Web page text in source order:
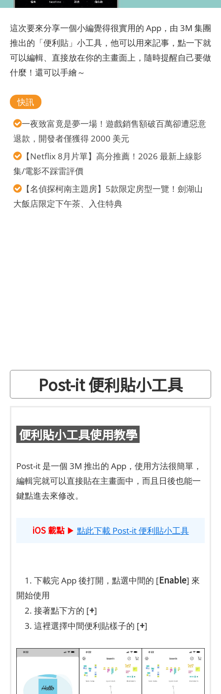
這次要來分享一個小編覺得很實用的 App，由 3M 集團
推出的「便利貼」小工具，他可以用來記事，點一下就
可以編輯、直接放在你的主畫面上，隨時提醒自己要做
什麼！還可以手繪～
快訊
一夜致富竟是夢一場！遊戲銷售額破百萬卻遭惡意
退款，開發者僅獲得 2000 美元
【Netflix 8月片單】高分推薦！2026 最新上線影
集/電影不踩雷評價
【名偵探柯南主題房】5款限定房型一覽！劍湖山
大飯店限定下午茶、入住特典
Post-it 便利貼小工具
便利貼小工具使用教學
Post-it 是一個 3M 推出的 App，使用方法很簡單，
編輯完就可以直接貼在主畫面中，而且日後也能一
鍵點進去來修改。
iOS 載點 ▶ 點此下載 Post-it 便利貼小工具
1. 下載完 App 後打開，點選中間的 [Enable] 來
開始使用
2. 接著點下方的 [+]
3. 這裡選擇中間便利貼樣子的 [+]